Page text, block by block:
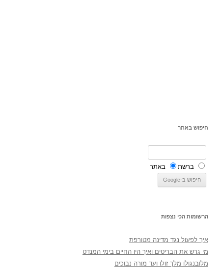
חיפוש באתר
ברשת באתר
הרשומות הכי נצפות
איך לפעול נגד מדינה מטורפת
מי גרש את הבריטים ואיך היו החיים בימי המנדט
מלובנגולו מלך זולו ועד מורה נבוכים